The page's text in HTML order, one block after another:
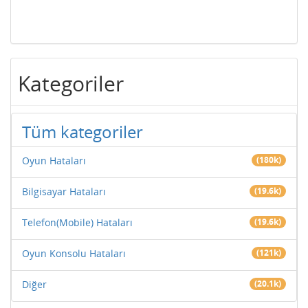
Kategoriler
Tüm kategoriler
Oyun Hataları (180k)
Bilgisayar Hataları (19.6k)
Telefon(Mobile) Hataları (19.6k)
Oyun Konsolu Hataları (121k)
Diğer (20.1k)